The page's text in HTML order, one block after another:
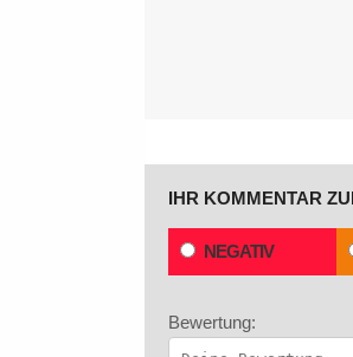
IHR KOMMENTAR
NEGATIV
Bewertung: